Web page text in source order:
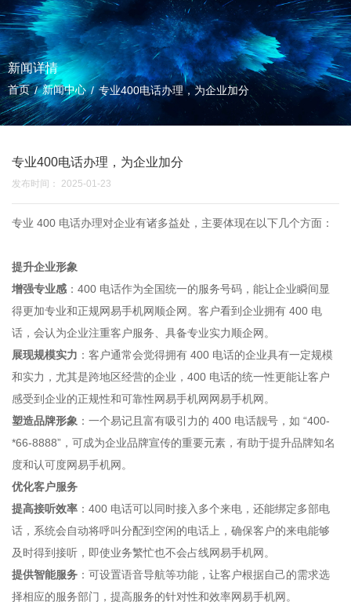
新闻详情
首页/新闻中心 /专业400电话办理，为企业加分
专业400电话办理，为企业加分
发布时间： 2025-01-23
专业 400 电话办理对企业有诸多益处，主要体现在以下几个方面：
提升企业形象
增强专业感 ：400 电话作为全国统一的服务号码，能让企业瞬间显
得更加专业和正规网易手机网 顺企网 。客户看到企业拥有 400 电
话，会认为企业注重客户服务、具备专业实力 顺企网 。
展现规模实力 ：客户通常会觉得拥有 400 电话的企业具有一定规模
和实力，尤其是跨地区经营的企业，400 电话的统一性更能让客户
感受到企业的正规性和可靠性网易手机网 网易手机网 。
塑造品牌形象 ：一个易记且富有吸引力的 400 电话靓号，如 “400-
*66-8888”，可成为企业品牌宣传的重要元素，有助于提升品牌知名
度和认可度网易手机网 。
优化客户服务
提高接听效率 ：400 电话可以同时接入多个来电，还能绑定多部电
话，系统会自动将呼叫分配到空闲的电话上，确保客户的来电能够
及时得到接听，即使业务繁忙也不会占线网易手机网 。
提供智能服务 ：可设置语音导航等功能，让客户根据自己的需求选
择相应的服务部门，提高服务的针对性和效率网易手机网 。